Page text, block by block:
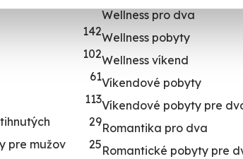
142
102
61
113
29
pre mužov
25
Wellness pro dva
Wellness pobyty
Wellness víkend
Víkendové pobyty
Víkendové pobyty pre
Romantika pro dva
Romantické pobyty pre